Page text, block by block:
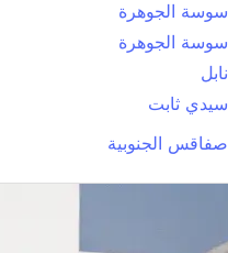
سوسة الجوهرة
سوسة الجوهرة
نابل
سيدي ثابت
صفاقس الجنوبية